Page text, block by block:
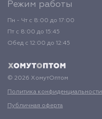
Режим работы
Пн - Чт с 8:00 до 17:00
Пт с 8:00 до 15:45
Обед с 12:00 до 12:45
© 2026 ХомутОптом
Политика конфиденциальности
Публичная оферта